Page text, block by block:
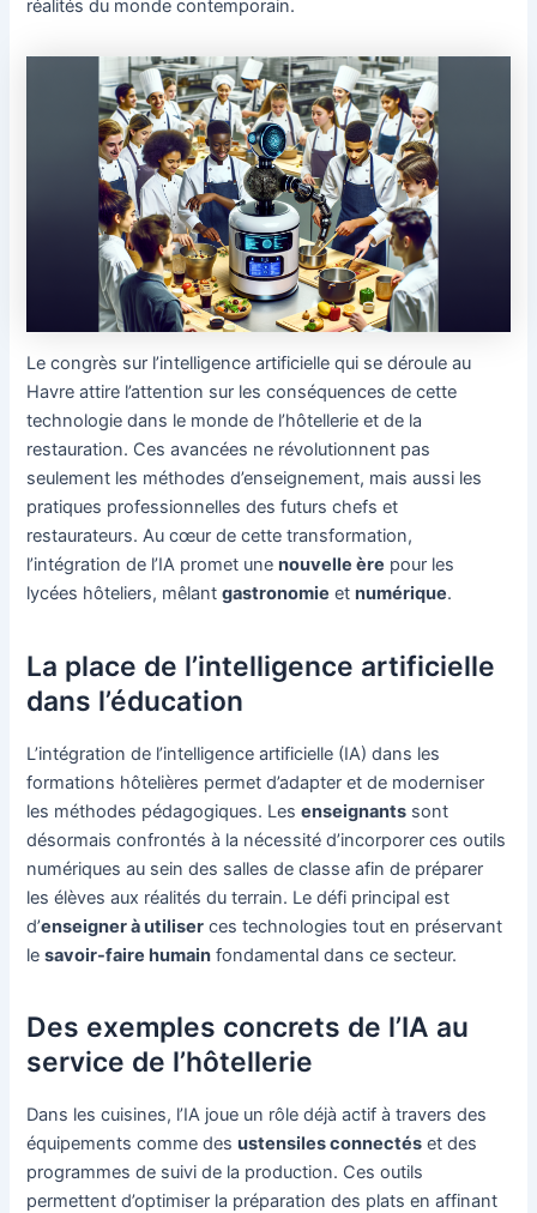
réalités du monde contemporain.
Le congrès sur l’intelligence artificielle qui se déroule au
Havre attire l’attention sur les conséquences de cette
technologie dans le monde de l’hôtellerie et de la
restauration. Ces avancées ne révolutionnent pas
seulement les méthodes d’enseignement, mais aussi les
pratiques professionnelles des futurs chefs et
restaurateurs. Au cœur de cette transformation,
l’intégration de l’IA promet unenouvelle ère pour les
lycées hôteliers, mêlantgastronomie etnumérique.
La place de l’intelligence artificielle
dans l’éducation
L’intégration de l’intelligence artificielle (IA) dans les
formations hôtelières permet d’adapter et de moderniser
les méthodes pédagogiques. Lesenseignants sont
désormais confrontés à la nécessité d’incorporer ces outils
numériques au sein des salles de classe afin de préparer
les élèves aux réalités du terrain. Le défi principal est
d’enseigner à utiliser ces technologies tout en préservant
lesavoir-faire humain fondamental dans ce secteur.
Des exemples concrets de l’IA au
service de l’hôtellerie
Dans les cuisines, l’IA joue un rôle déjà actif à travers des
équipements comme desustensiles connectés et des
programmes de suivi de la production. Ces outils
permettent d’optimiser la préparation des plats en affinant